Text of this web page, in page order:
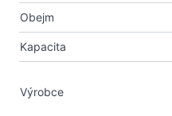
Obejm
Kapacita
Výrobce